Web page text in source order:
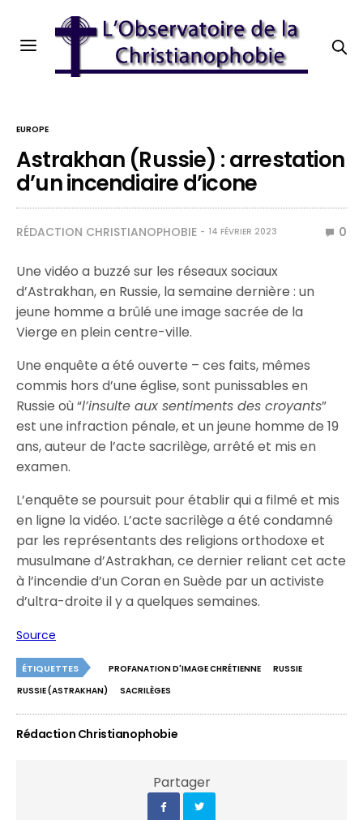
EUROPE
Astrakhan (Russie) : arrestation
d’un incendiaire d’icone
RÉDACTION CHRISTIANOPHOBIE 14 FÉVRIER 2023 0
Une vidéo a buzzé sur les réseaux sociaux
d’Astrakhan, en Russie, la semaine dernière : un
jeune homme a brûlé une image sacrée de la
Vierge en plein centre-ville.
Une enquête a été ouverte – ces faits, mêmes
commis hors d’une église, sont punissables en
Russie où “l’insulte aux sentiments des croyants”
est une infraction pénale, et un jeune homme de 19
ans, auteur de l’acte sacrilège, arrêté et mis en
examen.
L’enquête se poursuit pour établir qui a filmé et mis
en ligne la vidéo. L’acte sacrilège a été condamné
par les représentants des religions orthodoxe et
musulmane d’Astrakhan, ce dernier reliant cet acte
à l’incendie d’un Coran en Suède par un activiste
d’ultra-droite il y a quelques semaines.
Source
ÉTIQUETTES PROFANATION D'IMAGE CHRÉTIENNE
RUSSIE
RUSSIE (ASTRAKHAN)
SACRILÈGES
Rédaction Christianophobie
Partager